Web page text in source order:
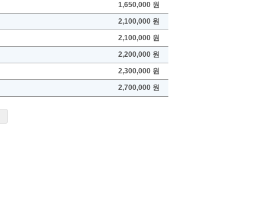
1,650,000 원
2,100,000 원
2,100,000 원
2,200,000 원
2,300,000 원
2,700,000 원